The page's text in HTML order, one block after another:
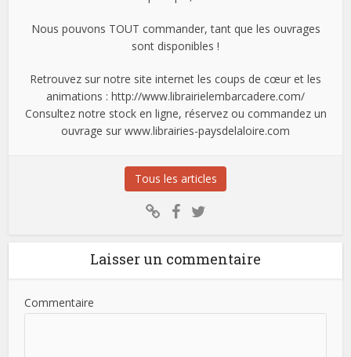
Nous pouvons TOUT commander, tant que les ouvrages
sont disponibles !
Retrouvez sur notre site internet les coups de cœur et les
animations : http://www.librairielembarcadere.com/
Consultez notre stock en ligne, réservez ou commandez un
ouvrage sur www.librairies-paysdelaloire.com
Tous les articles
Laisser un commentaire
Commentaire